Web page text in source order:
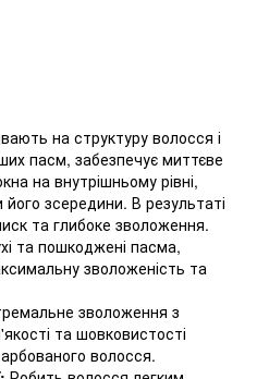
на структуру волосся і
пасм, забезпечує миттєве
на внутрішньому рівні,
зсередини. В результаті
та глибоке зволоження.
та пошкоджені пасма,
зволоженість та
зволоження з
та шовковистості
волосся.